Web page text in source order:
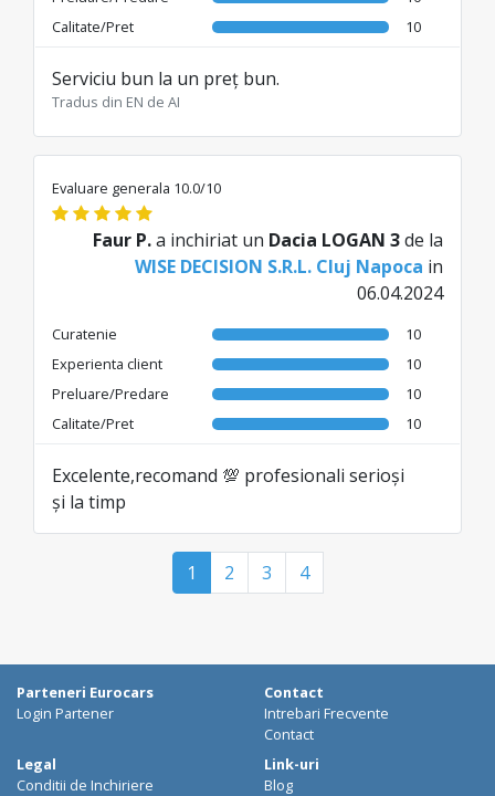
Calitate/Pret
10
Serviciu bun la un preț bun.
Tradus din EN de AI
Evaluare generala 10.0/10
Faur P.a inchiriat un Dacia LOGAN 3de la
WISE DECISION S.R.L. Cluj Napoca in
06.04.2024
Curatenie
10
Experienta client
10
Preluare/Predare
10
Calitate/Pret
10
Excelente,recomand 💯 profesionali serioși
și la timp
1 2 3 4
Parteneri Eurocars
Login Partener
Contact
Intrebari Frecvente
Contact
Legal
Conditii de Inchiriere
Link-uri
Blog